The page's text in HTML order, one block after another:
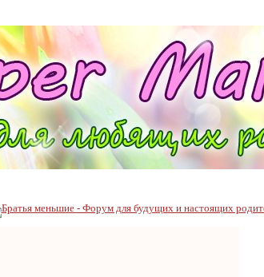
Братья меньшие - Форум для будущих и настоящих